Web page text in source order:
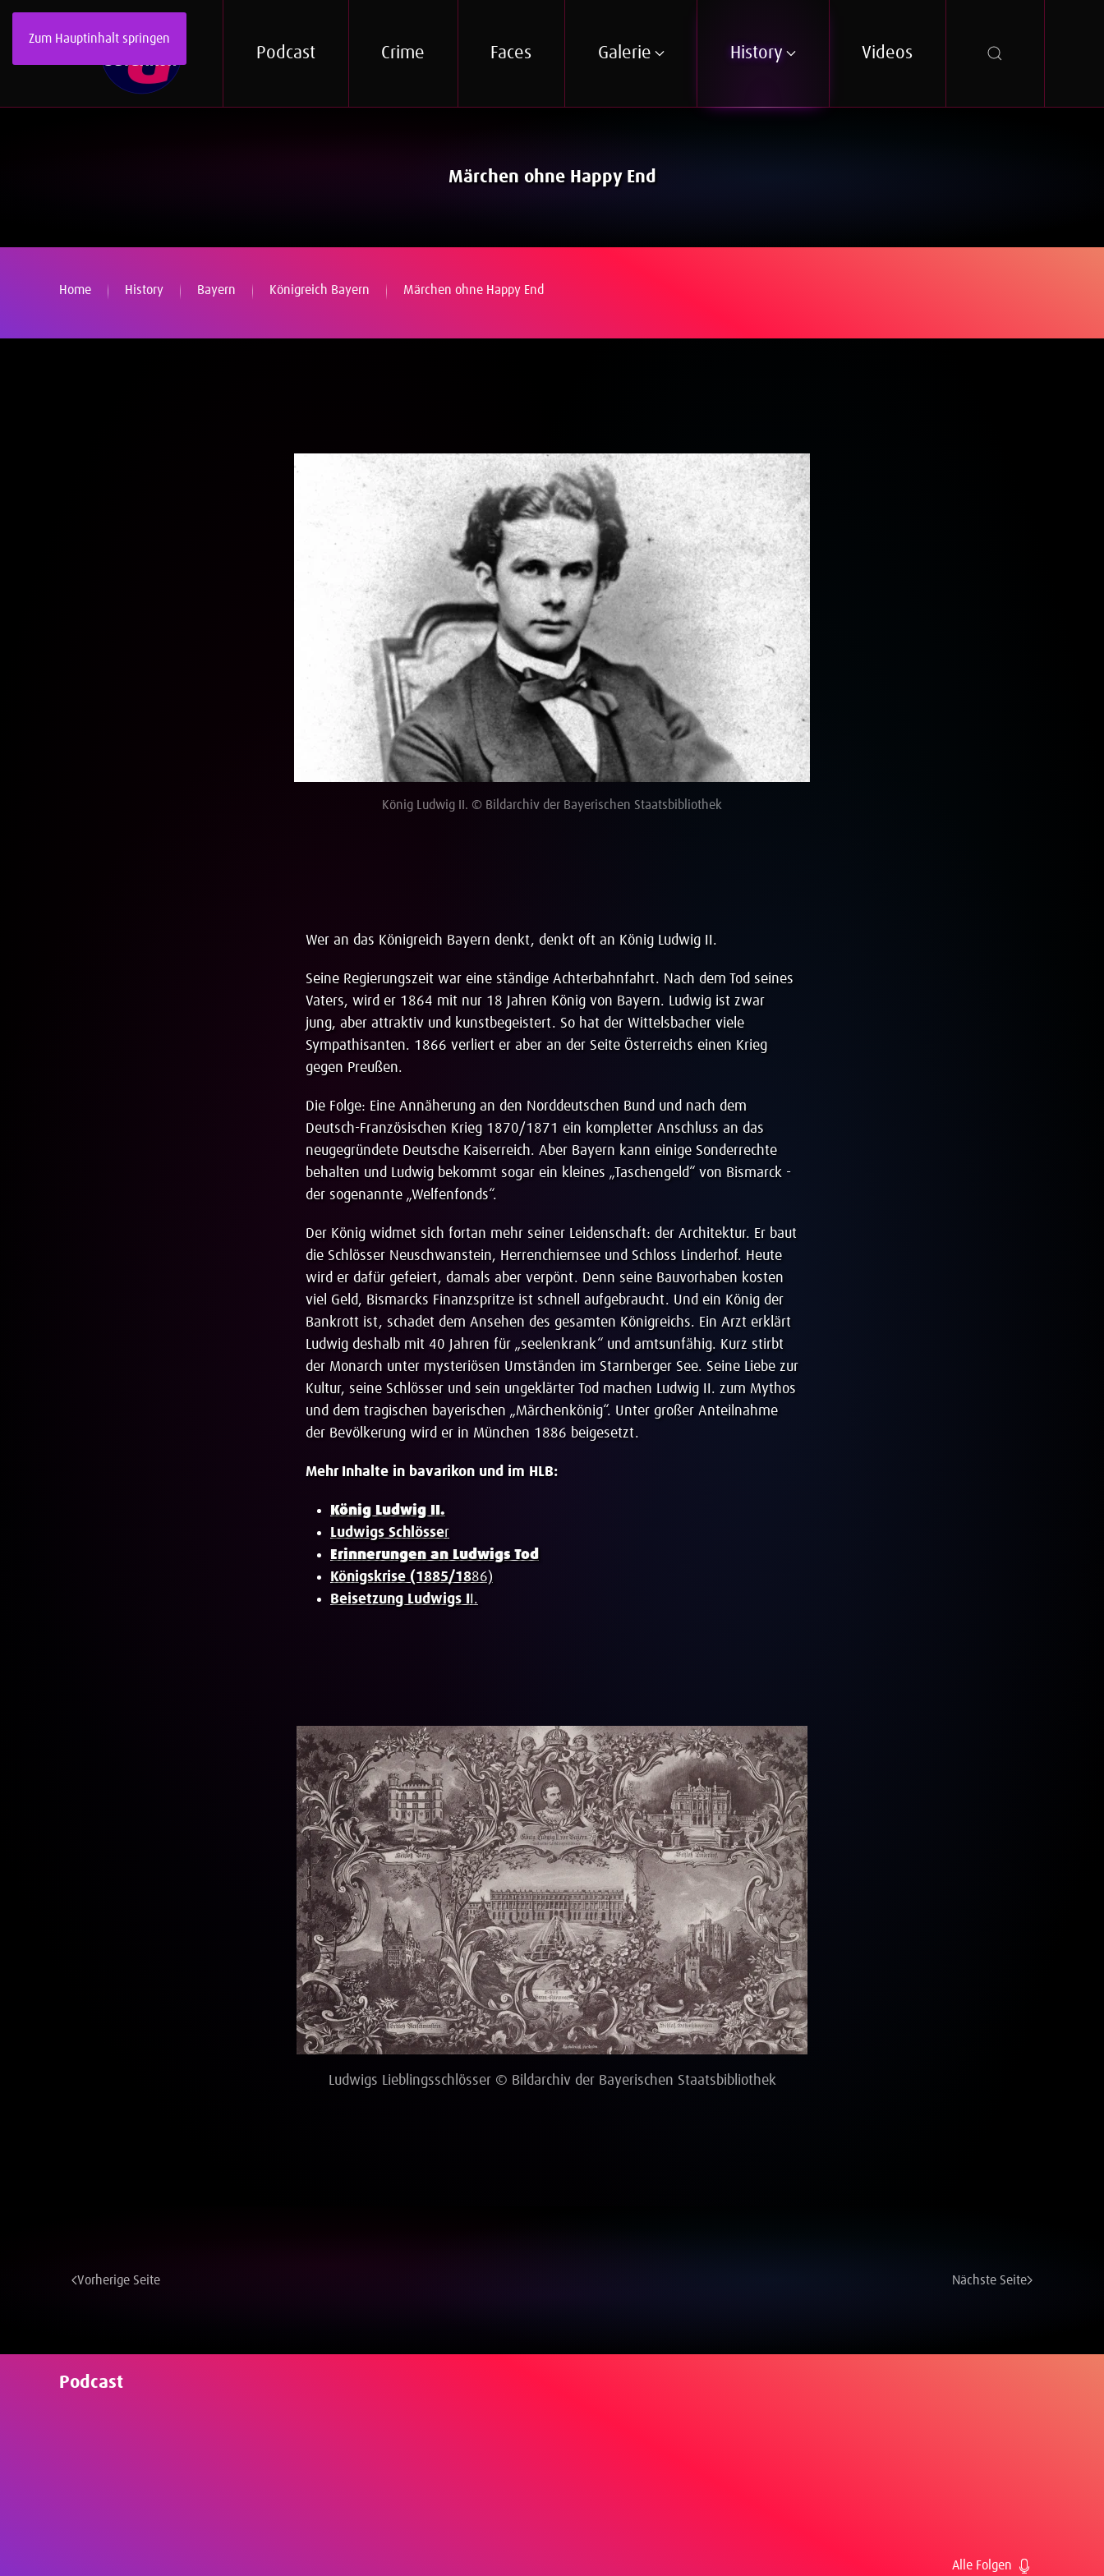
Zum Hauptinhalt springen
Podcast Crime Faces Galerie History Videos
Märchen ohne Happy End
Home History Bayern Königreich Bayern Märchen ohne Happy End
König Ludwig II. © Bildarchiv der Bayerischen Staatsbibliothek
Wer an das Königreich Bayern denkt, denkt oft an König Ludwig II.
Seine Regierungszeit war eine ständige Achterbahnfahrt. Nach dem Tod seines
Vaters, wird er 1864 mit nur 18 Jahren König von Bayern. Ludwig ist zwar
jung, aber attraktiv und kunstbegeistert. So hat der Wittelsbacher viele
Sympathisanten. 1866 verliert er aber an der Seite Österreichs einen Krieg
gegen Preußen.
Die Folge: Eine Annäherung an den Norddeutschen Bund und nach dem
Deutsch-Französischen Krieg 1870/1871 ein kompletter Anschluss an das
neugegründete Deutsche Kaiserreich. Aber Bayern kann einige Sonderrechte
behalten und Ludwig bekommt sogar ein kleines „Taschengeld“ von Bismarck -
der sogenannte „Welfenfonds“.
Der König widmet sich fortan mehr seiner Leidenschaft: der Architektur. Er baut
die Schlösser Neuschwanstein, Herrenchiemsee und Schloss Linderhof. Heute
wird er dafür gefeiert, damals aber verpönt. Denn seine Bauvorhaben kosten
viel Geld, Bismarcks Finanzspritze ist schnell aufgebraucht. Und ein König der
Bankrott ist, schadet dem Ansehen des gesamten Königreichs. Ein Arzt erklärt
Ludwig deshalb mit 40 Jahren für „seelenkrank“ und amtsunfähig. Kurz stirbt
der Monarch unter mysteriösen Umständen im Starnberger See. Seine Liebe zur
Kultur, seine Schlösser und sein ungeklärter Tod machen Ludwig II. zum Mythos
und dem tragischen bayerischen „Märchenkönig“. Unter großer Anteilnahme
der Bevölkerung wird er in München 1886 beigesetzt.
Mehr Inhalte in bavarikon und im HLB:
König Ludwig II.
Ludwigs Schlösser
Erinnerungen an Ludwigs Tod
Königskrise (1885/1886)
Beisetzung Ludwigs I
I.
Ludwigs Lieblingsschlösser © Bildarchiv der Bayerischen Staatsbibliothek
Vorherige Seite Nächste Seite
Podcast
Alle Folgen